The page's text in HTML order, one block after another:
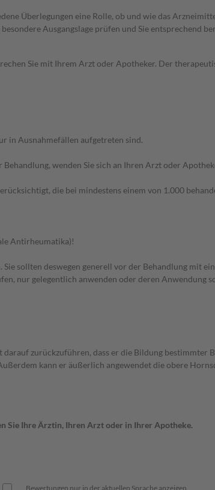
Überlegungen eine Rolle, ob und wie das
Ausgangslage prüfen und Sie entsprechend
Sie mit Ihrem Arzt oder Apotheker. Der
in Ausnahmefällen aufgetreten sind.
wenden Sie sich an Ihren Arzt oder
die bei mindestens einem von 1.000
Antirheumatika)!
sollten deswegen generell vor der Behandlung mit
nur gelegentlich anwenden oder deren Anwendung
zurückzuführen, dass er die Bildung bestimmter
kann er äußerlich angewendet die obere
Sie Ihre Ärztin, Ihren Arzt oder in Ihrer Apotheke.
Bewertungen nur in der aktuellen Sprache anzeigen.